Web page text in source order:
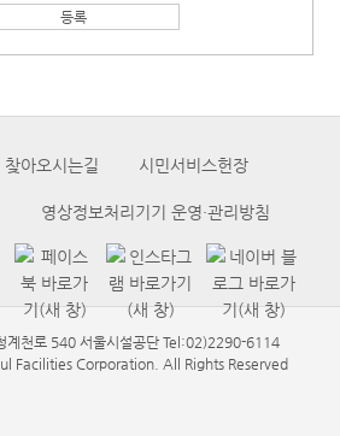
찾아오시는길 시민서비스헌장
영상정보처리기기 운영·관리방침
계천로 540 서울시설공단 Tel:02)2290-6114
Facilities Corporation. All Rights Reserved